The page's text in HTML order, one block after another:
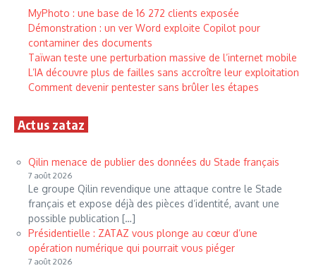
MyPhoto : une base de 16 272 clients exposée
Démonstration : un ver Word exploite Copilot pour
contaminer des documents
Taïwan teste une perturbation massive de l’internet mobile
L’IA découvre plus de failles sans accroître leur exploitation
Comment devenir pentester sans brûler les étapes
Actus zataz
Qilin menace de publier des données du Stade français
7 août 2026
Le groupe Qilin revendique une attaque contre le Stade
français et expose déjà des pièces d’identité, avant une
possible publication […]
Présidentielle : ZATAZ vous plonge au cœur d’une
opération numérique qui pourrait vous piéger
7 août 2026